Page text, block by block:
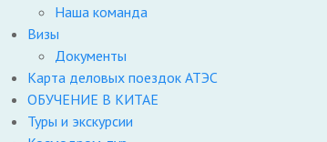
Наша команда
Визы
Документы
Карта деловых поездок АТЭС
ОБУЧЕНИЕ В КИТАЕ
Туры и экскурсии